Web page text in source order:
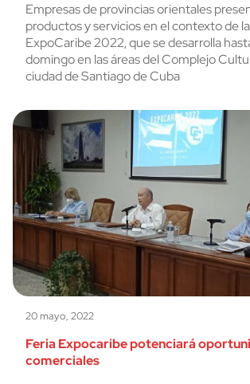
Empresas de provincias orientales
productos y servicios en el contexto de
ExpoCaribe 2022, que se desarrolla
domingo en las áreas del Complejo
ciudad de Santiago de Cuba
20 mayo, 2022
Feria Expocaribe potenciará
comerciales